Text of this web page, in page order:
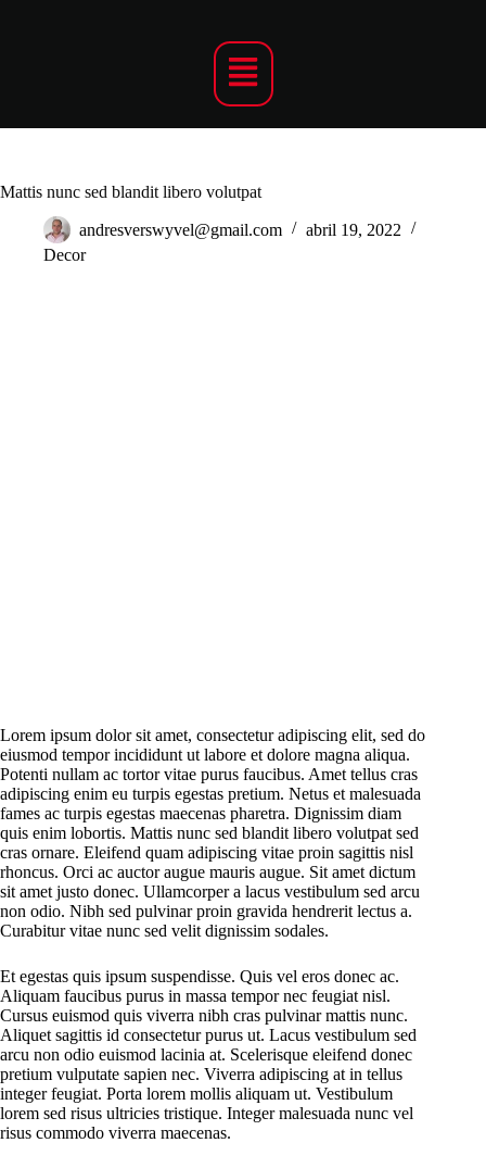
Mattis nunc sed blandit libero volutpat
andresverswyvel@gmail.com
abril 19, 2022
Decor
Lorem ipsum dolor sit amet, consectetur adipiscing elit, sed do
eiusmod tempor incididunt ut labore et dolore magna aliqua.
Potenti nullam ac tortor vitae purus faucibus. Amet tellus cras
adipiscing enim eu turpis egestas pretium. Netus et malesuada
fames ac turpis egestas maecenas pharetra. Dignissim diam
quis enim lobortis. Mattis nunc sed blandit libero volutpat sed
cras ornare. Eleifend quam adipiscing vitae proin sagittis nisl
rhoncus. Orci ac auctor augue mauris augue. Sit amet dictum
sit amet justo donec. Ullamcorper a lacus vestibulum sed arcu
non odio. Nibh sed pulvinar proin gravida hendrerit lectus a.
Curabitur vitae nunc sed velit dignissim sodales.
Et egestas quis ipsum suspendisse. Quis vel eros donec ac.
Aliquam faucibus purus in massa tempor nec feugiat nisl.
Cursus euismod quis viverra nibh cras pulvinar mattis nunc.
Aliquet sagittis id consectetur purus ut. Lacus vestibulum sed
arcu non odio euismod lacinia at. Scelerisque eleifend donec
pretium vulputate sapien nec. Viverra adipiscing at in tellus
integer feugiat. Porta lorem mollis aliquam ut. Vestibulum
lorem sed risus ultricies tristique. Integer malesuada nunc vel
risus commodo viverra maecenas.